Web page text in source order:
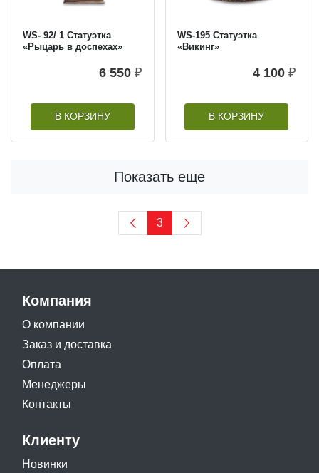
WS- 92/ 1 Статуэтка
«Рыцарь в доспехах»
6 550 ₽
В КОРЗИНУ
WS-195 Статуэтка
«Викинг»
4 100 ₽
В КОРЗИНУ
Показать еще
3
Компания
О компании
Заказ и доставка
Оплата
Менеджеры
Контакты
Клиенту
Новинки